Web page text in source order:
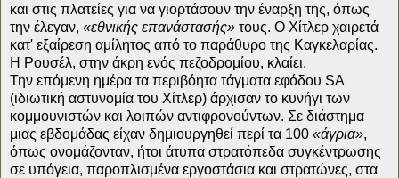
και στις πλατείες για να γιορτάσουν την έναρξη της, όπως
την έλεγαν, «εθνικής επανάστασής» τους. Ο Χίτλερ χαιρετά
κατ' εξαίρεση αμίλητος από το παράθυρο της Καγκελαρίας.
Η Ρουσέλ, στην άκρη ενός πεζοδρομίου, κλαίει.
Την επόμενη ημέρα τα περιβόητα τάγματα εφόδου SA
(ιδιωτική αστυνομία του Χίτλερ) άρχισαν το κυνήγι των
κομμουνιστών και λοιπών αντιφρονούντων. Σε διάστημα
μιας εβδομάδας είχαν δημιουργηθεί περί τα 100 «άγρια»,
όπως ονομάζονταν, ήτοι άτυπα στρατόπεδα συγκέντρωσης
σε υπόγεια, παροπλισμένα εργοστάσια και στρατώνες, στα